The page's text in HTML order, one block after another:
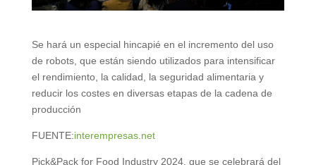
Se hará un especial hincapié en el incremento del uso
de robots, que están siendo utilizados para intensificar
el rendimiento, la calidad, la seguridad alimentaria y
reducir los costes en diversas etapas de la cadena de
producción
FUENTE:interempresas.net
Pick&Pack for Food Industry 2024, que se celebrará del